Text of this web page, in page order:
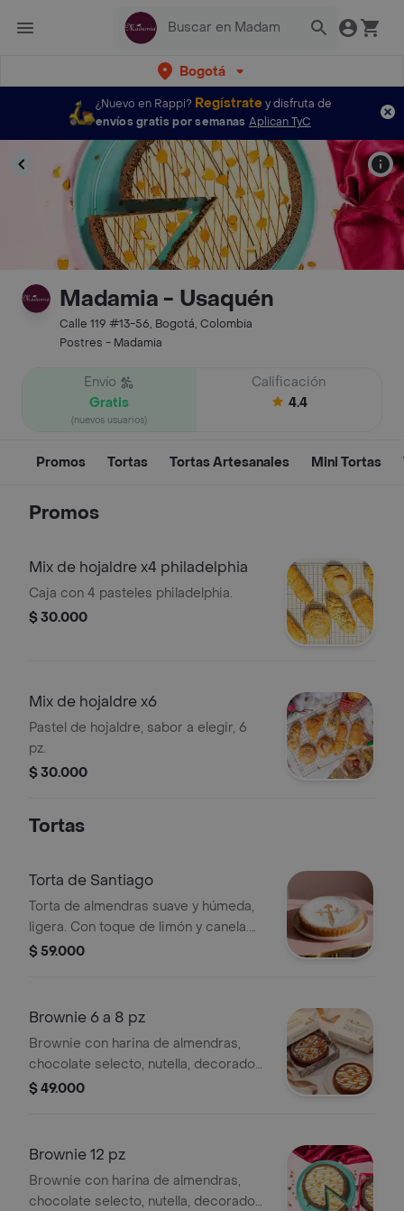
Bogotá
¿Nuevo en Rappi? Regístratey disfruta de
envíos gratis por semanas Aplican TyC
Madamia - Usaquén
Calle 119 #13-56, Bogotá, Colombia
Postres - Madamia
Envío
Gratis
(nuevos usuarios)
Calificación
4.4
Promos Tortas Tortas Artesanales Mini Tortas
Promos
Mix de hojaldre x4 philadelphia
Caja con 4 pasteles philadelphia.
$ 30.000
Mix de hojaldre x6
Pastel de hojaldre, sabor a elegir, 6
pz.
$ 30.000
Tortas
Torta de Santiago
Torta de almendras suave y húmeda,
ligera. Con toque de limón y canela.
Sin lácteos y libre de gluten. Perfecta
disfruta. Rinde para 8 a 10 porciones
$ 59.000
Brownie 6 a 8 pz
Brownie con harina de almendras,
chocolate selecto, nutella, decorado
con ganache de chocolate blanco y
$ 49.000
Brownie 12 pz
Brownie con harina de almendras,
chocolate selecto, nutella, decorado